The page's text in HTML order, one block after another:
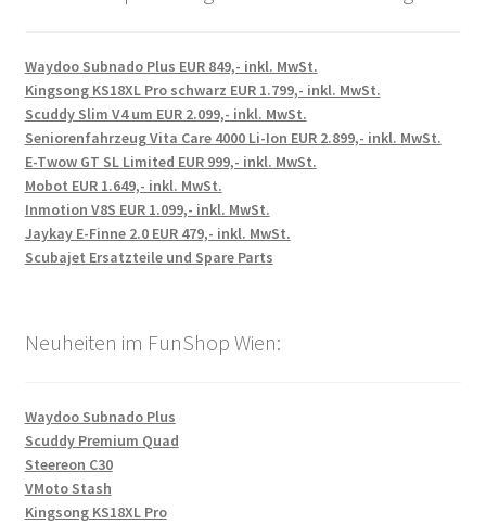
Waydoo Subnado Plus EUR 849,- inkl. MwSt.
Kingsong KS18XL Pro schwarz EUR 1.799,- inkl. MwSt.
Scuddy Slim V4 um EUR 2.099,- inkl. MwSt.
Seniorenfahrzeug Vita Care 4000 Li-Ion EUR 2.899,- inkl. MwSt.
E-Twow GT SL Limited EUR 999,- inkl. MwSt.
Mobot EUR 1.649,- inkl. MwSt.
Inmotion V8S EUR 1.099,- inkl. MwSt.
Jaykay E-Finne 2.0 EUR 479,- inkl. MwSt.
Scubajet Ersatzteile und Spare Parts
Neuheiten im FunShop Wien:
Waydoo Subnado Plus
Scuddy Premium Quad
Steereon C30
VMoto Stash
Kingsong KS18XL Pro